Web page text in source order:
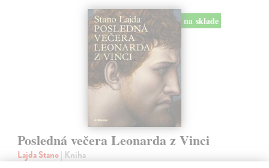
na sklade
Posledná večera Leonarda z Vinci
Lajda Stano| Kniha